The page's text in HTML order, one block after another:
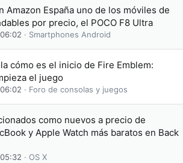
Amazon España uno de los móviles de
por precio, el POCO F8 Ultra
Smartphones Android
cómo es el inicio de Fire Emblem:
el juego
Foro de consolas y juegos
como nuevos a precio de
y Apple Watch más baratos en Back
OS X